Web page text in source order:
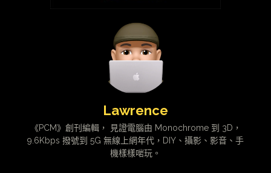
Lawrence
《PCM》創刊編輯， 見證電腦由 Monochrome 到 3D，
9.6Kbps 撥號到 5G 無線上網年代，DIY、攝影、影音、手
機樣樣啱玩。